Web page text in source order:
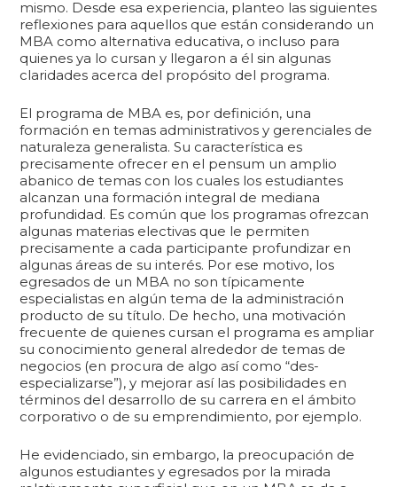
mismo. Desde esa experiencia, planteo las siguientes
reflexiones para aquellos que están considerando un
MBA como alternativa educativa, o incluso para
quienes ya lo cursan y llegaron a él sin algunas
claridades acerca del propósito del programa.
El programa de MBA es, por definición, una
formación en temas administrativos y gerenciales de
naturaleza generalista. Su característica es
precisamente ofrecer en el pensum un amplio
abanico de temas con los cuales los estudiantes
alcanzan una formación integral de mediana
profundidad. Es común que los programas ofrezcan
algunas materias electivas que le permiten
precisamente a cada participante profundizar en
algunas áreas de su interés. Por ese motivo, los
egresados de un MBA no son típicamente
especialistas en algún tema de la administración
producto de su título. De hecho, una motivación
frecuente de quienes cursan el programa es ampliar
su conocimiento general alrededor de temas de
negocios (en procura de algo así como “des-
especializarse”), y mejorar así las posibilidades en
términos del desarrollo de su carrera en el ámbito
corporativo o de su emprendimiento, por ejemplo.
He evidenciado, sin embargo, la preocupación de
algunos estudiantes y egresados por la mirada